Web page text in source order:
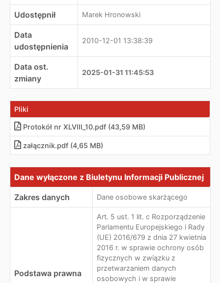
Udostępnił Marek Hronowski
Data
udostępnienia
2010-12-01 13:38:39
Data ost.
zmiany
2025-01-31 11:45:53
Pliki
Protokół nr XLVIII_10.pdf (43,59 MB)
załącznik.pdf (4,65 MB)
Dane wyłączone z Biuletynu Informacji Publicznej
Dane wyłączone z Biuletynu Informacji Publicznej
Zakres danych Dane osobowe skarżącego
Podstawa prawna
Art. 5 ust. 1 lit. c Rozporządzenie
Parlamentu Europejskiego i Rady
(UE) 2016/679 z dnia 27 kwietnia
2016 r. w sprawie ochrony osób
fizycznych w związku z
przetwarzaniem danych
osobowych i w sprawie